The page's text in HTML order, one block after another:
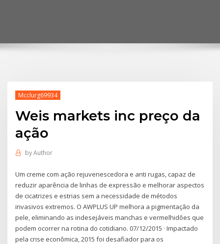
Mcclurg69934
Weis markets inc preço da
ação
byAuthor
Um creme com ação rejuvenescedora e anti rugas, capaz de
reduzir aparência de linhas de expressão e melhorar aspectos
de cicatrizes e estrias sem a necessidade de métodos
invasivos extremos. O AWPLUS UP melhora a pigmentação da
pele, eliminando as indesejáveis manchas e vermelhidões que
podem ocorrer na rotina do cotidiano. 07/12/2015 · Impactado
pela crise econômica, 2015 foi desafiador para os